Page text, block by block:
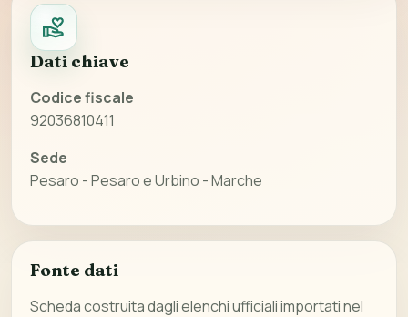
Dati chiave
Codice fiscale
92036810411
Sede
Pesaro - Pesaro e Urbino - Marche
Fonte dati
Scheda costruita dagli elenchi ufficiali importati nel